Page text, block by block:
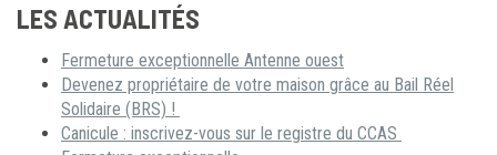
LES ACTUALITÉS
Fermeture exceptionnelle Antenne ouest
Devenez propriétaire de votre maison grâce au Bail Réel
Solidaire (BRS) !
Canicule : inscrivez-vous sur le registre du CCAS